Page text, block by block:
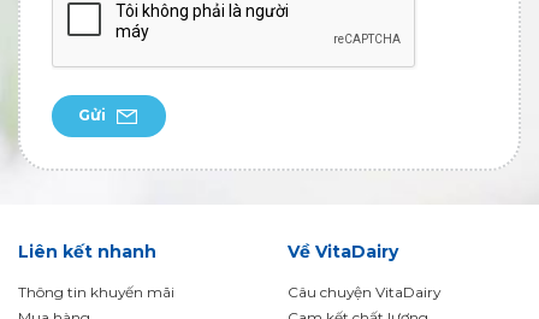
Gửi
Liên kết nhanh
Thông tin khuyến mãi
Về VitaDairy
Câu chuyện VitaDairy